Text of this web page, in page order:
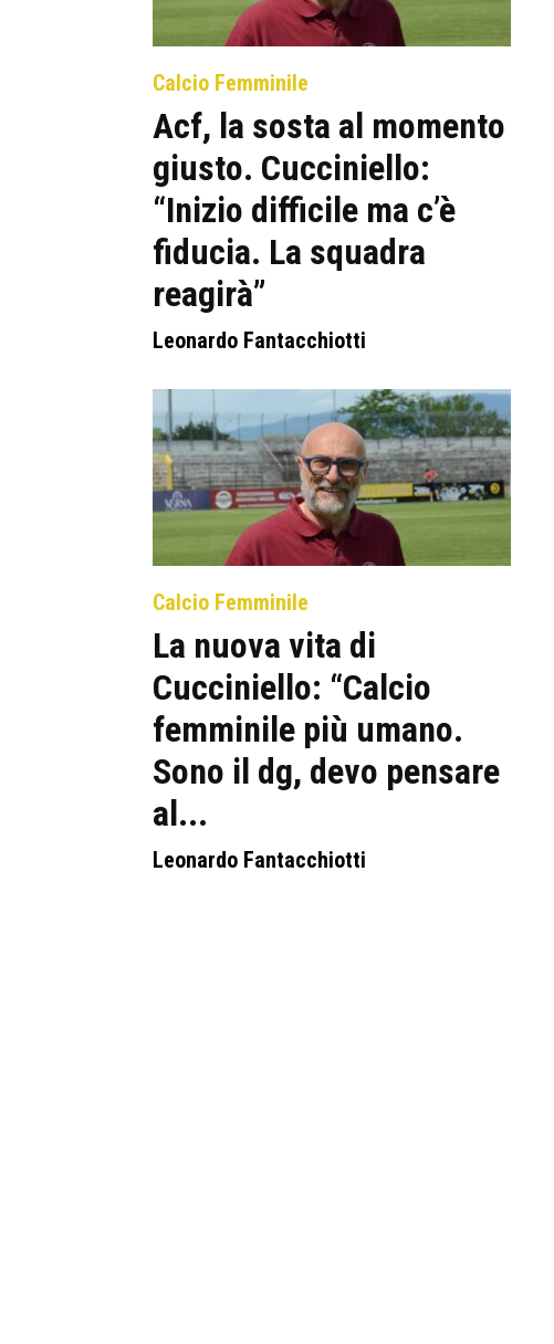
Calcio Femminile
Acf, la sosta al momento
giusto. Cucciniello:
“Inizio difficile ma c’è
fiducia. La squadra
reagirà”
Leonardo Fantacchiotti
Calcio Femminile
La nuova vita di
Cucciniello: “Calcio
femminile più umano.
Sono il dg, devo pensare
al...
Leonardo Fantacchiotti